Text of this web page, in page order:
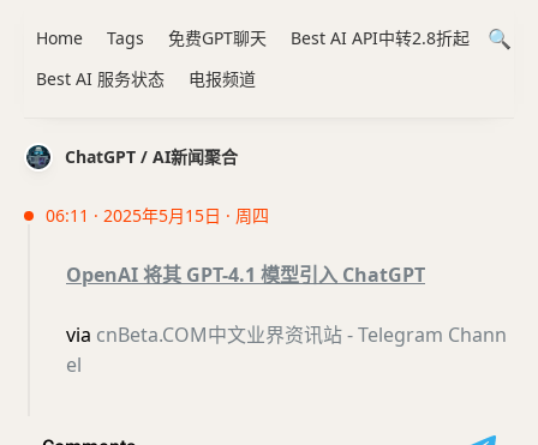
ChatGPT / AI新闻聚合
06:11 · 2025年5月15日 · 周四
OpenAI 将其 GPT-4.1 模型引入 ChatGPT
via cnBeta.COM中文业界资讯站 - Telegram Chann
el
Home Tags 免费GPT聊天
Best AI API中转2.8折起
Best AI 服务状态
电报频道